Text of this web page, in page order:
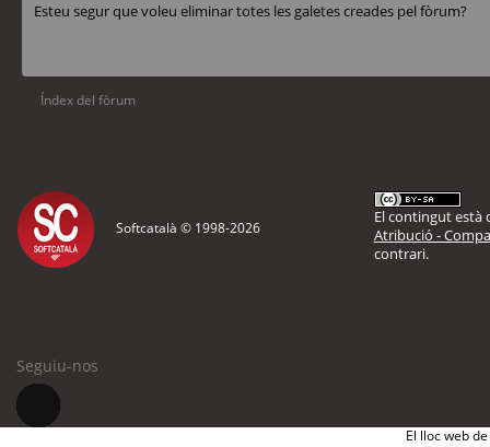
Esteu segur que voleu eliminar totes les galetes creades pel fòrum?
Índex del fòrum
Softcatalà © 1998-2026
El contingut està
Atribució -
contrari.
Seguiu-nos
El lloc web